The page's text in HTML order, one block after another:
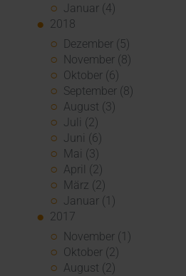
Januar (4)
2018
Dezember (5)
November (8)
Oktober (6)
September (8)
August (3)
Juli (2)
Juni (6)
Mai (3)
April (2)
März (2)
Januar (1)
2017
November (1)
Oktober (2)
August (2)